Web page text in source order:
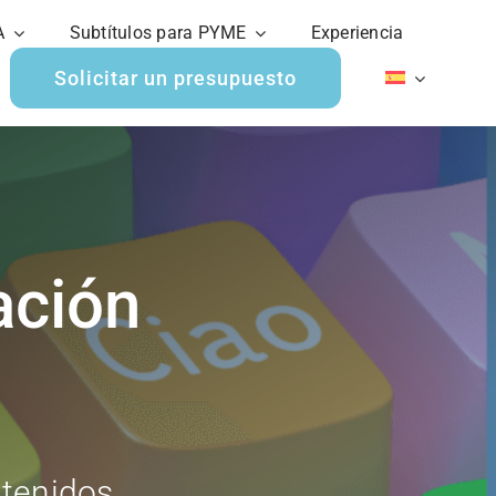
Subtítulos para PYME Experiencia
Solicitar un presupuesto